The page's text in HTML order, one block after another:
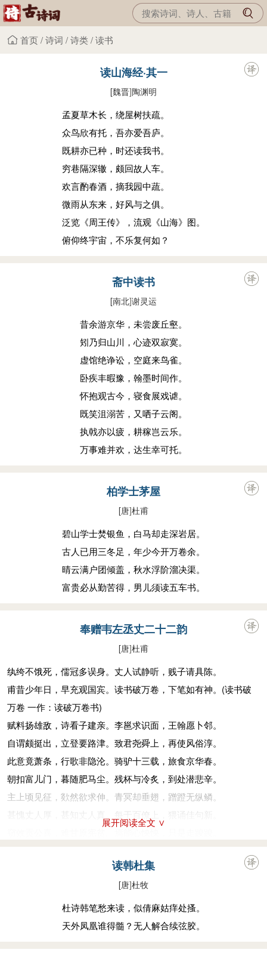
首页/诗词 /诗类/读书
读山海经·其一
[魏晋]陶渊明
孟夏草木长，绕屋树扶疏。
众鸟欣有托，吾亦爱吾庐。
既耕亦已种，时还读我书。
穷巷隔深辙，颇回故人车。
欢言酌春酒，摘我园中蔬。
微雨从东来，好风与之俱。
泛览《周王传》，流观《山海》图。
俯仰终宇宙，不乐复何如？
斋中读书
[南北]谢灵运
昔余游京华，未尝废丘壑。
矧乃归山川，心迹双寂寞。
虚馆绝诤讼，空庭来鸟雀。
卧疾丰暇豫，翰墨时间作。
怀抱观古今，寝食展戏谑。
既笑沮溺苦，又哂子云阁。
执戟亦以疲，耕稼岂云乐。
万事难并欢，达生幸可托。
柏学士茅屋
[唐]杜甫
碧山学士焚银鱼，白马却走深岩居。
古人已用三冬足，年少今开万卷余。
晴云满户团倾盖，秋水浮阶溜决渠。
富贵必从勤苦得，男儿须读五车书。
奉赠韦左丞丈二十二韵
[唐]杜甫
纨绔不饿死，儒冠多误身。丈人试静听，贱子请具陈。
甫昔少年日，早充观国宾。读书破万卷，下笔如有神。(读书破
万卷 一作：读破万卷书)
赋料扬雄敌，诗看子建亲。李邕求识面，王翰愿卜邻。
自谓颇挺出，立登要路津。致君尧舜上，再使风俗淳。
此意竟萧条，行歌非隐沦。骑驴十三载，旅食京华春。
朝扣富儿门，暮随肥马尘。残杯与冷炙，到处潜悲辛。
主上顷见征，欻然欲求伸。青冥却垂翅，蹭蹬无纵鳞。
甚愧丈人厚，甚知丈人真。每于百僚上，猥诵佳句新。
常拟报一饭，况怀辞大臣。白鸥没浩荡，万里谁能驯？
展开阅读全文 ∨
读韩杜集
[唐]杜牧
杜诗韩笔愁来读，似倩麻姑痒处搔。
天外凤凰谁得髓？无人解合续弦胶。